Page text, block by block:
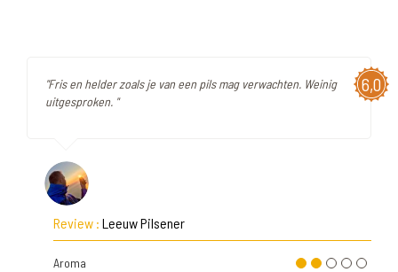
6,0
"Fris en helder zoals je van een pils mag verwachten. Weinig
uitgesproken. "
Review : Leeuw Pilsener
Aroma